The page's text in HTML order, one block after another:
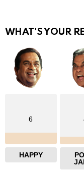
e
WHAT'S YOUR
6
HAPPY